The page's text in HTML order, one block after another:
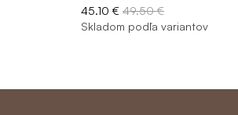
45.10 € 49.50 €
Skladom podľa variantov